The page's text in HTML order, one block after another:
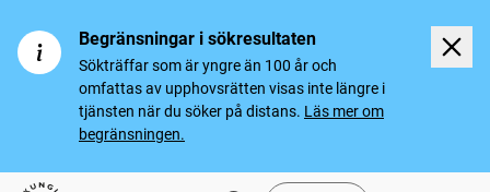
Begränsningar i sökresultaten
Sökträffar som är yngre än 100 år och
omfattas av upphovsrätten visas inte längre i
tjänsten när du söker på distans. Läs mer om
begränsningen.